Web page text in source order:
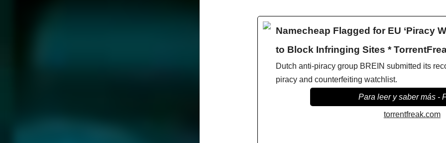
Namecheap Flagged for EU ‘Piracy
to Block Infringing Sites *
Dutch anti-piracy group BREIN submitted its
piracy and counterfeiting watchlist.
Para leer y saber más -
torrentfreak.com